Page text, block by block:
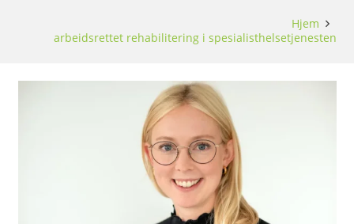
Hjem
arbeidsrettet rehabilitering i spesialisthelsetjenesten